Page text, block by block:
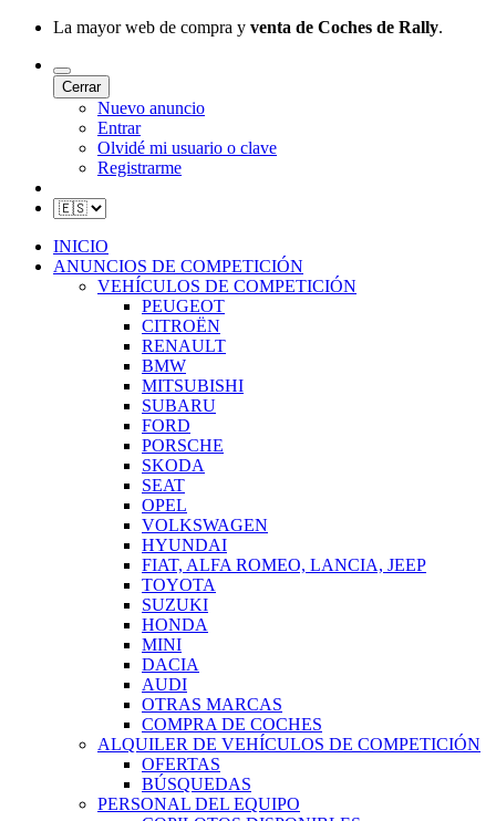
La mayor web de compra y venta de Coches de Rally.
Cerrar
Nuevo anuncio
Entrar
Olvidé mi usuario o clave
Registrarme
INICIO
ANUNCIOS DE COMPETICIÓN
VEHÍCULOS DE COMPETICIÓN
PEUGEOT
CITROËN
RENAULT
BMW
MITSUBISHI
SUBARU
FORD
PORSCHE
SKODA
SEAT
OPEL
VOLKSWAGEN
HYUNDAI
FIAT, ALFA ROMEO, LANCIA, JEEP
TOYOTA
SUZUKI
HONDA
MINI
DACIA
AUDI
OTRAS MARCAS
COMPRA DE COCHES
ALQUILER DE VEHÍCULOS DE COMPETICIÓN
OFERTAS
BÚSQUEDAS
PERSONAL DEL EQUIPO